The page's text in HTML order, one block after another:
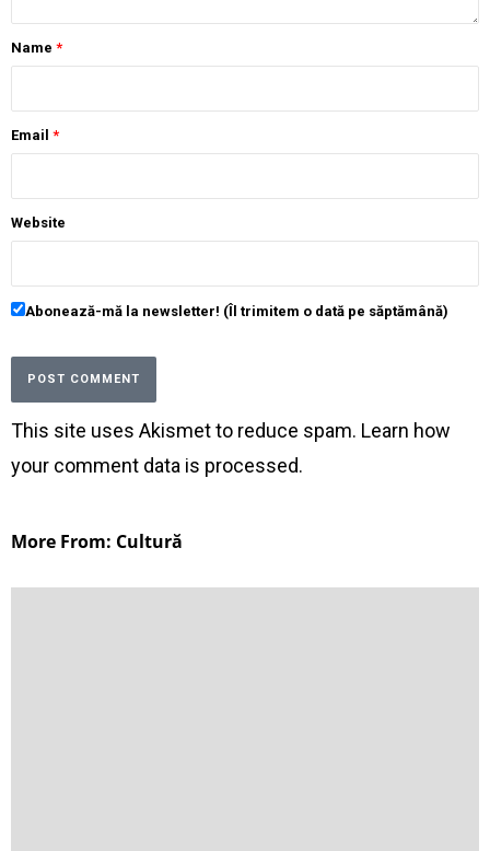
Name *
Email *
Website
Abonează-mă la newsletter! (Îl trimitem o dată pe săptămână)
This site uses Akismet to reduce spam. Learn how
your comment data is processed.
More From: Cultură